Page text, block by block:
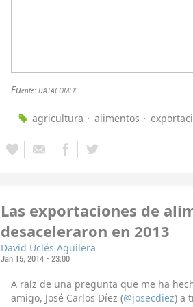
Fuente: DATACOMEX
agricultura alimentos
Las exportaciones de
desaceleraron en 2013
David Uclés Aguilera
Jan 15, 2014 - 23:00
A raíz de una pregunta que me ha
amigo, José Carlos Díez (@josecdiez) a